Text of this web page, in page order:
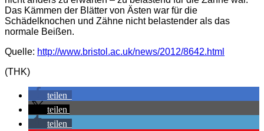
Das Kämmen der Blätter von Ästen war für die
Schädelknochen und Zähne nicht belastender als das
normale Beißen.
Quelle: http://www.bristol.ac.uk/news/2012/8642.html
(THK)
teilen
teilen
teilen